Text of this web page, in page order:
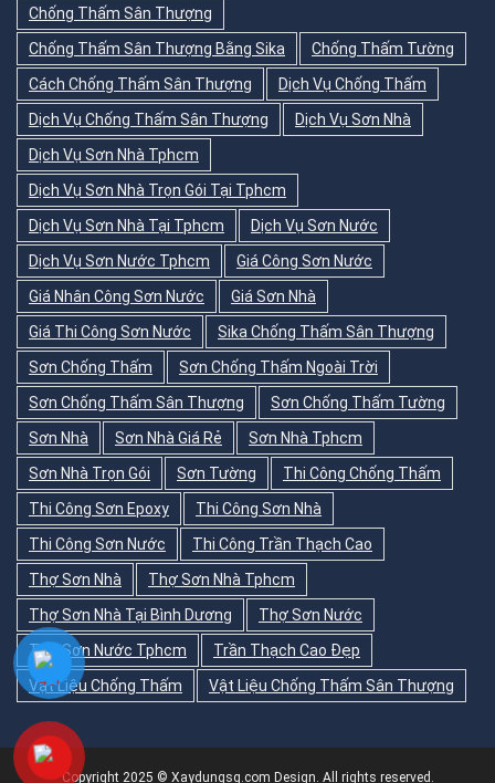
Chống Thấm Sân Thượng
Chống Thấm Sân Thượng Bằng Sika
Chống Thấm Tường
Cách Chống Thấm Sân Thượng
Dịch Vụ Chống Thấm
Dịch Vụ Chống Thấm Sân Thượng
Dịch Vụ Sơn Nhà
Dịch Vụ Sơn Nhà Tphcm
Dịch Vụ Sơn Nhà Trọn Gói Tại Tphcm
Dịch Vụ Sơn Nhà Tại Tphcm
Dịch Vụ Sơn Nước
Dịch Vụ Sơn Nước Tphcm
Giá Công Sơn Nước
Giá Nhân Công Sơn Nước
Giá Sơn Nhà
Giá Thi Công Sơn Nước
Sika Chống Thấm Sân Thượng
Sơn Chống Thấm
Sơn Chống Thấm Ngoài Trời
Sơn Chống Thấm Sân Thượng
Sơn Chống Thấm Tường
Sơn Nhà
Sơn Nhà Giá Rẻ
Sơn Nhà Tphcm
Sơn Nhà Trọn Gói
Sơn Tường
Thi Công Chống Thấm
Thi Công Sơn Epoxy
Thi Công Sơn Nhà
Thi Công Sơn Nước
Thi Công Trần Thạch Cao
Thợ Sơn Nhà
Thợ Sơn Nhà Tphcm
Thợ Sơn Nhà Tại Bình Dương
Thợ Sơn Nước
Thợ Sơn Nước Tphcm
Trần Thạch Cao Đẹp
Vật Liệu Chống Thấm
Vật Liệu Chống Thấm Sân Thượng
Copyright 2025 © Xaydungsg.com Design. All rights reserved.